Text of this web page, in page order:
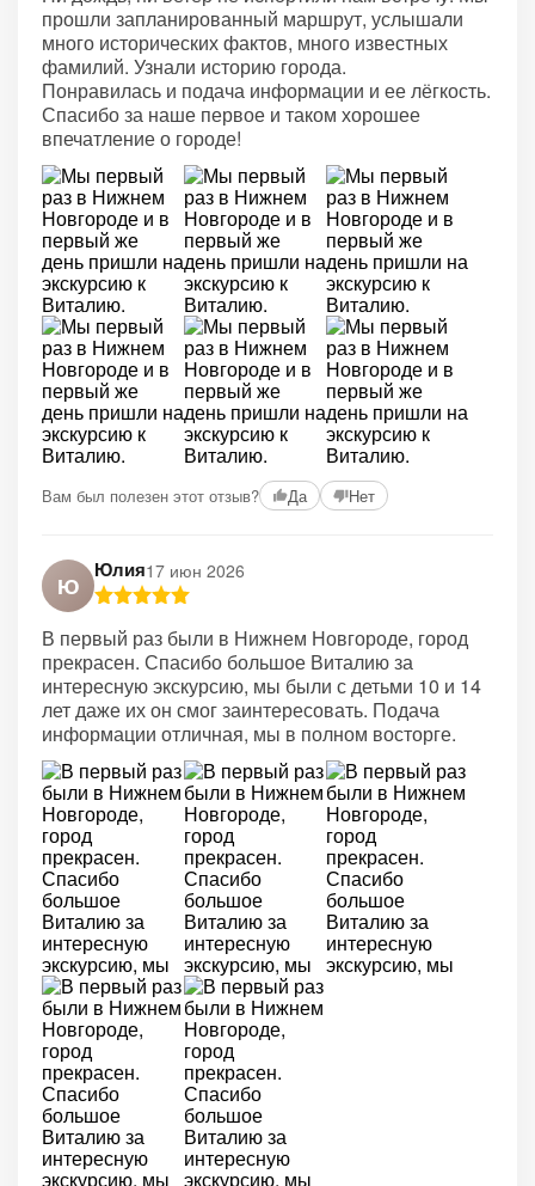
прошли запланированный маршрут, услышали
много исторических фактов, много известных
фамилий. Узнали историю города.
Понравилась и подача информации и ее лёгкость.
Спасибо за наше первое и таком хорошее
впечатление о городе!
Вам был полезен этот отзыв? Да Нет
Ю
Юлия17 июн 2026
В первый раз были в Нижнем Новгороде, город
прекрасен. Спасибо большое Виталию за
интересную экскурсию, мы были с детьми 10 и 14
лет даже их он смог заинтересовать. Подача
информации отличная, мы в полном восторге.